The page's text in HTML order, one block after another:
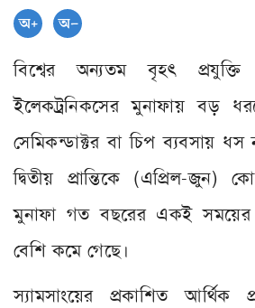
বিশ্বের অন্যতম বৃহৎ প্রযুক্তি
ইলেকট্রনিকসের মুনাফায় বড়
সেমিকন্ডাক্টর বা চিপ ব্যবসায়
দ্বিতীয় প্রান্তিকে (এপ্রিল-জুন)
মুনাফা গত বছরের একই সময়ের
বেশি কমে গেছে।
স্যামসাংয়ের প্রকাশিত আর্থিক